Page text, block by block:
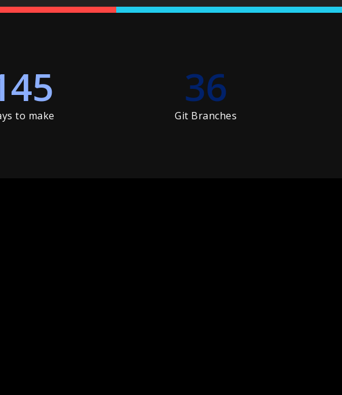
to make
36
Git Branches